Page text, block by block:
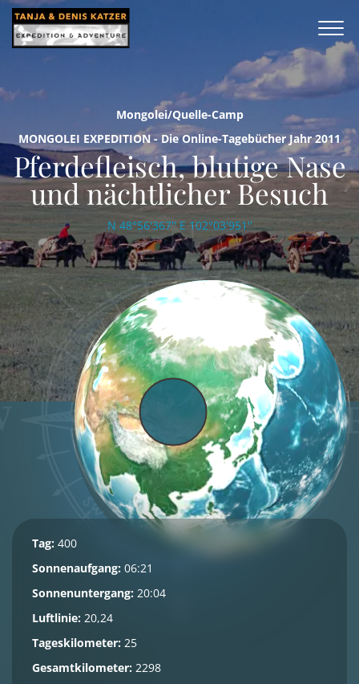
Mongolei/Quelle-Camp
MONGOLEI EXPEDITION - Die Online-Tagebücher Jahr 2011
Pferdefleisch, blutige Nase
und nächtlicher Besuch
N 48°56'367'' E 102°03'951''
Tag: 400
Sonnenaufgang: 06:21
Sonnenuntergang: 20:04
Luftlinie: 20,24
Tageskilometer: 25
Gesamtkilometer: 2298